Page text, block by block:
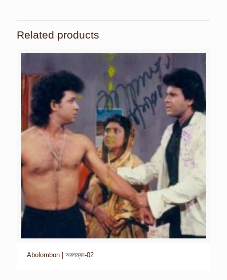
Related products
Abolombon | অবলম্বন-02